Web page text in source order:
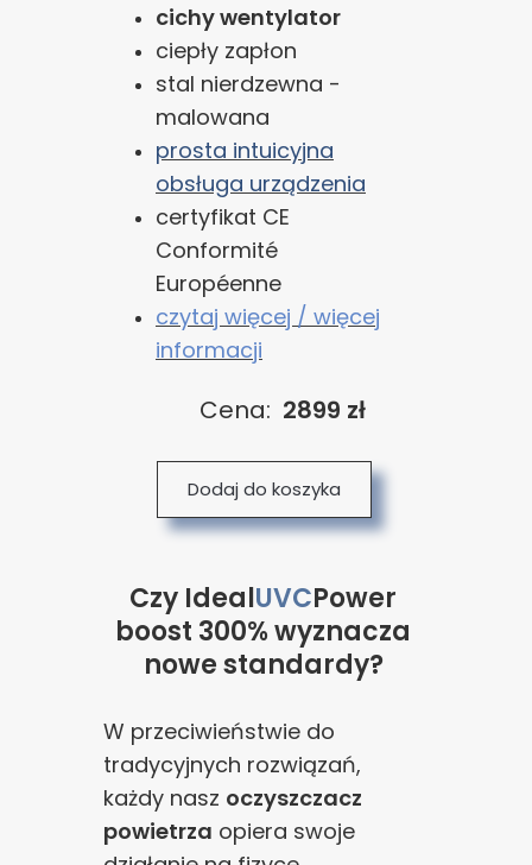
cichy wentylator
ciepły zapłon
stal nierdzewna -
malowana
prosta intuicyjna
obsługa urządzenia
certyfikat CE
Conformité
Européenne
czytaj więcej / więcej
informacji
Cena: 2899 zł
Dodaj do koszyka
Czy IdealUVCPower
boost 300% wyznacza
nowe standardy?
W przeciwieństwie do
tradycyjnych rozwiązań,
każdy nasz oczyszczacz
powietrza opiera swoje